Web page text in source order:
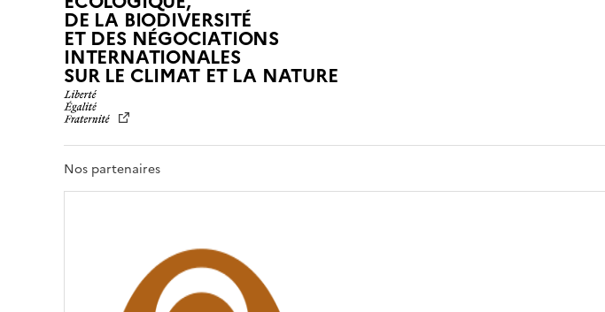
DE LA BIODIVERSITÉ
ET DES NÉGOCIATIONS
INTERNATIONALES
SUR LE CLIMAT ET LA NATUREL
R
É
Nos partenaires